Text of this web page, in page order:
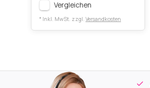
Vergleichen
* Inkl. MwSt. zzgl. Versandkosten
Kostenloser Versand